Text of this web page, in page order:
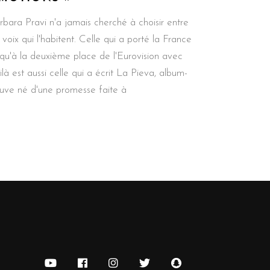
Pravi n'a jamais cherché à choisir entre
voix qui l'habitent. Celle qui a porté la France
la deuxième place de l'Eurovision avec
est aussi celle qui a écrit La Pieva, album-
né d'une promesse faite à